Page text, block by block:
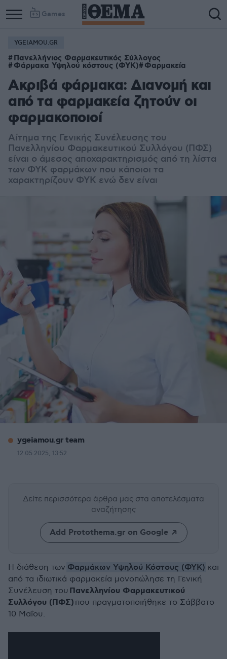
Games
YGEIAMOU.GR
Πανελλήνιος Φαρμακευτικός Σύλλογος
Φάρμακα Υψηλού κόστους (ΦΥΚ) Φαρμακεία
Ακριβά φάρμακα: Διανομή και
από τα φαρμακεία ζητούν οι
φαρμακοποιοί
Αίτημα της Γενικής Συνέλευσης του
Πανελληνίου Φαρμακευτικού Συλλόγου (ΠΦΣ)
είναι ο άμεσος αποχαρακτηρισμός από τη λίστα
των ΦΥΚ φαρμάκων που κάποιοι τα
χαρακτηρίζουν ΦΥΚ ενώ δεν είναι
ygeiamou.gr team
12.05.2025, 13:52
Δείτε περισσότερα άρθρα μας στα αποτελέσματα
αναζήτησης
Add Protothema.gr on Google
Η διάθεση των Φαρμάκων Υψηλού Κόστους (ΦΥΚ) και
από τα ιδιωτικά φαρμακεία μονοπώλησε τη Γενική
Συνέλευση του Πανελληνίου Φαρμακευτικού
Συλλόγου (ΠΦΣ) που πραγματοποιήθηκε το Σάββατο
10 Μαΐου.